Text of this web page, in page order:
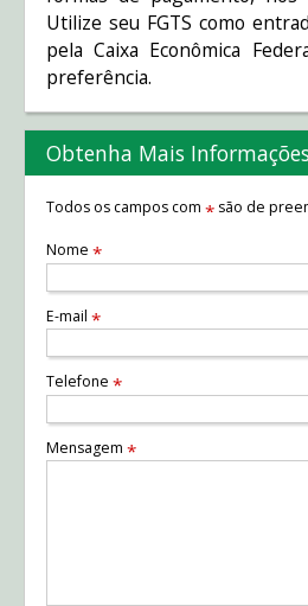
Utilize seu FGTS como
pela Caixa Econômica
preferência.
Obtenha Mais Informações
Todos os campos com *são de
Nome *
E-mail *
Telefone *
Mensagem *